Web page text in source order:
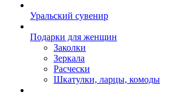
Уральский сувенир
Подарки для женщин
Заколки
Зеркала
Расчески
Шкатулки, ларцы, комоды